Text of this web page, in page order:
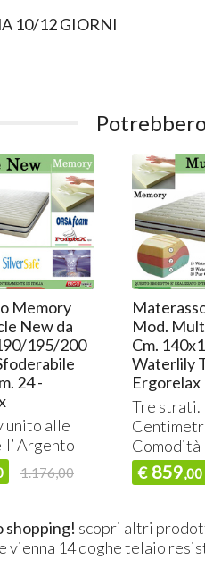
10/12 GIORNI
Memory
New da
195/200
24 -
unito alle
Argento
1.176,00
Mod.
Cm.
Waterlily
Ergorelax
Tre strati.
Comodità
€ 859,00
shopping! scopri altri
vienna 14 doghe telaio